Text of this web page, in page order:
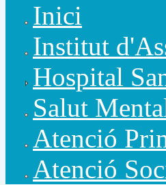
Inici
Institut
Hospital
Salut
Atenció
Atenció